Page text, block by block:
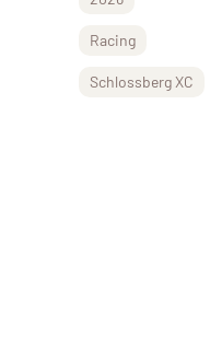
Racing
Schlossberg XC